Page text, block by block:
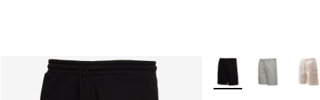
Plus de couleurs